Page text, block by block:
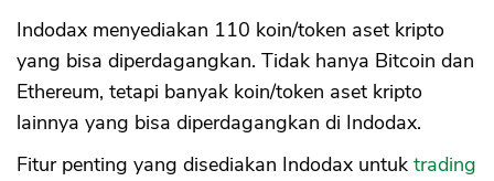
Indodax menyediakan 110 koin/token aset kripto
yang bisa diperdagangkan. Tidak hanya Bitcoin dan
Ethereum, tetapi banyak koin/token aset kripto
lainnya yang bisa diperdagangkan di Indodax.
Fitur penting yang disediakan Indodax untuk trading